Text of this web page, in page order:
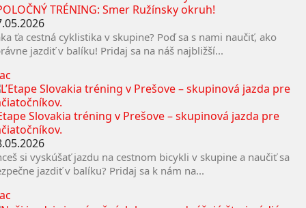
TRÉNING: Smer Ružínsky okruh!
ťa cestná cyklistika v skupine? Poď sa s nami naučiť, ako
jazdiť v balíku! Pridaj sa na náš najbližší...
Slovakia tréning v Prešove – skupinová jazda pre
si vyskúšať jazdu na cestnom bicykli v skupine a naučiť sa
jazdiť v balíku? Pridaj sa k nám na...